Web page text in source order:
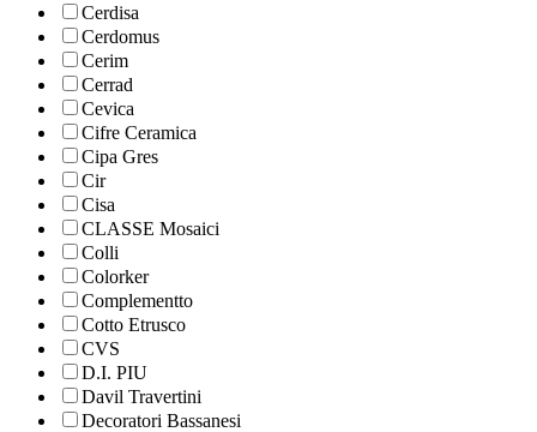
Cerdisa
Cerdomus
Cerim
Cerrad
Cevica
Cifre Ceramica
Cipa Gres
Cir
Cisa
CLASSE Mosaici
Colli
Colorker
Complementto
Cotto Etrusco
CVS
D.I. PIU
Davil Travertini
Decoratori Bassanesi